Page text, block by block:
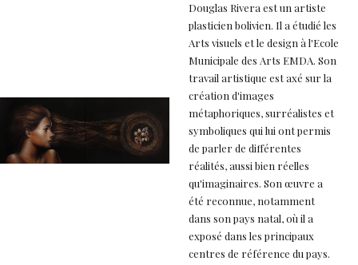
Douglas Rivera est un artiste
plasticien bolivien. Il a étudié les
Arts visuels et le design à l'Ecole
Municipale des Arts EMDA. Son
travail artistique est axé sur la
création d'images
métaphoriques, surréalistes et
symboliques qui lui ont permis
de parler de différentes
réalités, aussi bien réelles
qu'imaginaires. Son œuvre a
été reconnue, notamment
dans son pays natal, où il a
exposé dans les principaux
centres de référence du pays.